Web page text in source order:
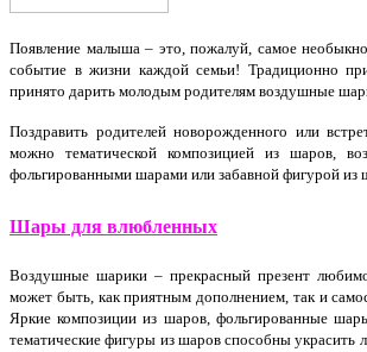
Появление малыша – это, пожалуй, самое
событие в жизни каждой семьи! Традиционно
принято дарить молодым родителям воздушные
Поздравить родителей новорожденного или
можно тематической композицией из шаров,
фольгированными шарами или забавной фигурой из
Шары для влюбленных
Воздушные шарики – прекрасный презент
может быть, как приятным дополнением, так и
Яркие композиции из шаров, фольгированные
тематические фигуры из шаров способны украсить